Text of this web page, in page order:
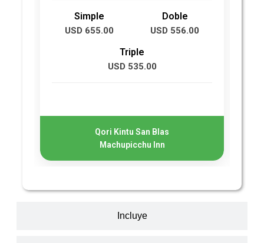
Incluye
Simple
USD 655.00
Doble
USD 556.00
Triple
USD 535.00
Qori Kintu San Blas
Machupicchu Inn